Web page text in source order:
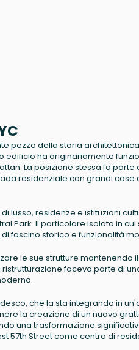
pezzo della storia
edificio ha originariamente
La posizione stessa fa parte
residenziale con grandi case
lusso, residenze e istituzioni
Park. Il particolare isolato in cui
fascino storico e funzionalità
le sue strutture mantenendo
faceva parte di
che la sta integrando in
la creazione di un nuovo
una trasformazione
57th Street come centro di